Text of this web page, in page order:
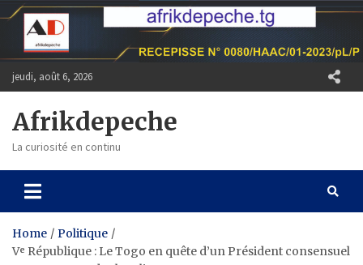
Skip
content
jeudi, août 6, 2026
Afrikdepeche
La curiosité en continu
Home
Politique
Vᵉ République : Le Togo en quête d’un Président consensuel